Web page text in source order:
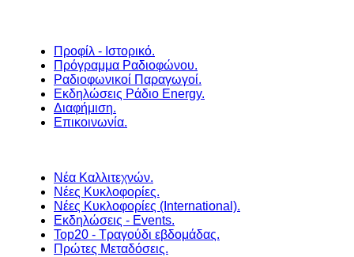
Προφίλ - Ιστορικό.
Πρόγραμμα Ραδιοφώνου.
Ραδιοφωνικοί Παραγωγοί.
Εκδηλώσεις Ράδιο Energy.
Διαφήμιση.
Επικοινωνία.
Νέα Καλλιτεχνών.
Νέες Κυκλοφορίες.
Νέες Κυκλοφορίες (International).
Εκδηλώσεις - Events.
Top20 - Τραγούδι εβδομάδας.
Πρώτες Μεταδόσεις.